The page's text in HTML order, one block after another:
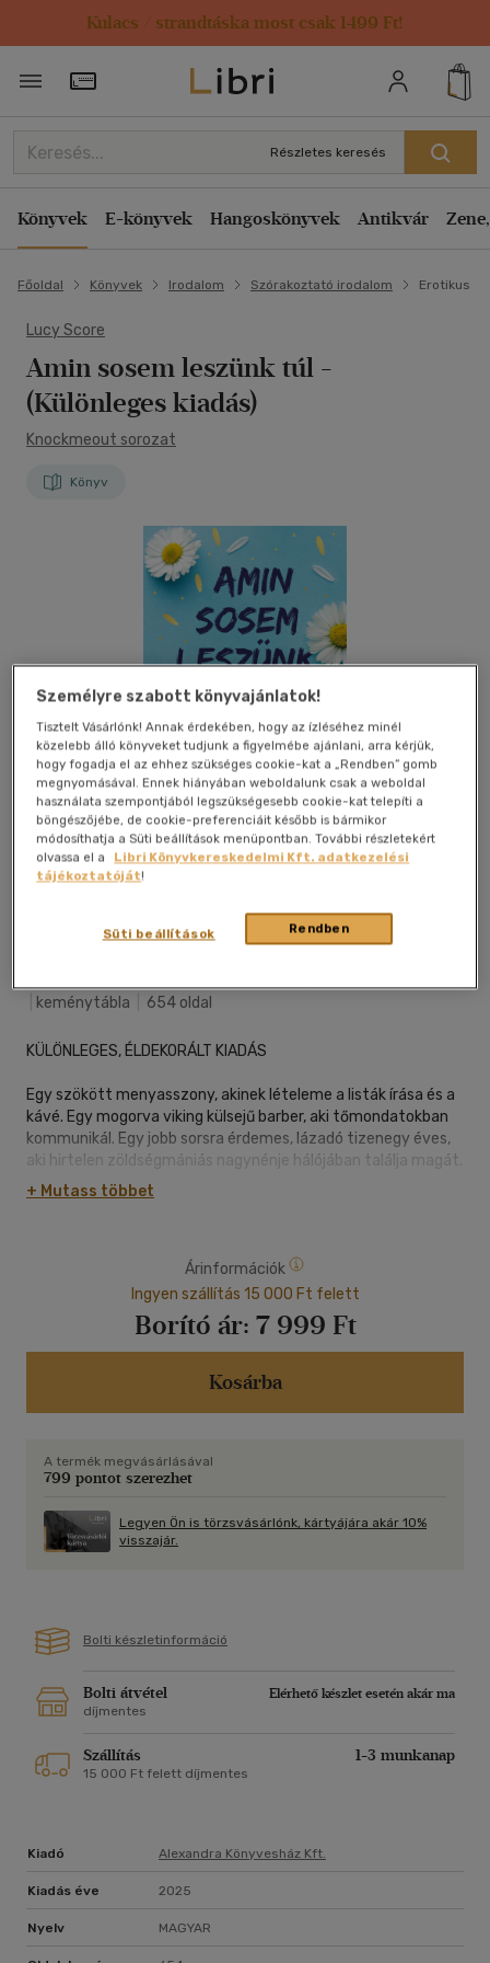
Kulacs / strandtáska most csak 1499 Ft!
Törzsvásárlói Kártya adatai
Részletes keresés
Könyvek E-könyvek Hangoskönyvek Antikvár
Főoldal Könyvek Irodalom Szórakoztató irodalom Erotikus
Lucy Score
Amin sosem leszünk túl -
(Különleges kiadás)
Knockmeout sorozat
Könyv
keménytábla 654 oldal
KÜLÖNLEGES, ÉLDEKORÁLT KIADÁS
Egy szökött menyasszony, akinek lételeme a listák írása és a
kávé. Egy mogorva viking külsejű barber, aki tőmondatokban
kommunikál. Egy jobb sorsra érdemes, lázadó tizenegy éves,
aki hirtelen zöldségmániás nagynénje hálójában találja magát.
Plusz egy öntörvényű kutya.
Lucy Score kezében ezekből a hozzávalókból csakis valami
+ Mutass többet
Árinformációk
Ingyen szállítás 15 000 Ft felett
Borító ár: 7 999 Ft
Kosárba
A termék megvásárlásával
799 pontot szerezhet
Legyen Ön is törzsvásárlónk, kártyájára akár 10%
visszajár.
Bolti készletinformáció
Bolti átvétel
Elérhető készlet esetén akár ma
díjmentes
Szállítás 1-3 munkanap
15 000 Ft felett díjmentes
Kiadó Alexandra Könyvesház Kft.
Kiadás éve 2025
Nyelv MAGYAR
Személyre szabott könyvajánlatok!
Tisztelt Vásárlónk! Annak érdekében, hogy az ízléséhez minél
közelebb álló könyveket tudjunk a figyelmébe ajánlani, arra kérjük,
hogy fogadja el az ehhez szükséges cookie-kat a „Rendben” gomb
megnyomásával. Ennek hiányában weboldalunk csak a weboldal
használata szempontjából legszükségesebb cookie-kat telepíti a
böngészőjébe, de cookie-preferenciáit később is bármikor
módosíthatja a Süti beállítások menüpontban. További részletekért
olvassa el a
Libri Könyvkereskedelmi Kft. adatkezelési
tájékoztatóját!
Rendben
Süti beállítások